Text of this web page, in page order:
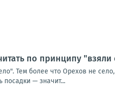
по принципу
Тем более что Орехов не
посадки — значит...